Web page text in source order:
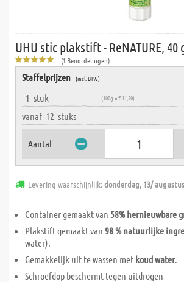
UHU stic plakstift - ReNATURE, 40
(1 Beoordelingen)
Staffelprijzen (incl. BTW)
1 stuk (100g = € 11,50)
vanaf 12 stuks
Aantal
Levering waarschijnlijk:donderdag, 13/ augustus
Container gemaakt van 58% hernieuwbare
Plakstift gemaakt van 98 % natuurlijke
water).
Gemakkelijk uit te wassen met koud water.
Schroefdop beschermt tegen uitdrogen